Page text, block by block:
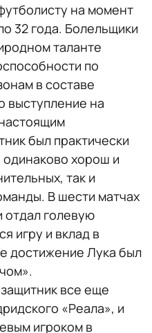
на момент
32 года. Болельщики
таланте
по
в составе
выступление на
был практически
одинаково хорош и
так и
В шести матчах
отдал голевую
игру и вклад в
достижение Лука был
все еще
«Реала», и
игроком в